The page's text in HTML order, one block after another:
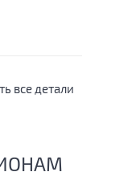
все детали